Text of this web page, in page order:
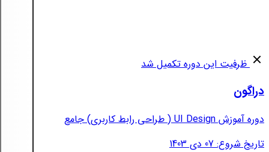
ظرفیت این دوره تکمیل شد
دراگون
دوره آموزش UI Design ( طراحی رابط کاربری) جامع
تاریخ شروع: 07 دی 1403